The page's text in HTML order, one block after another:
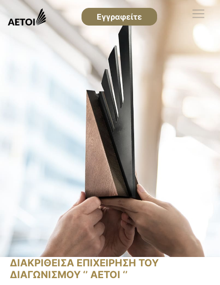
Εγγραφείτε
ΔΙΑΚΡΙΘΕΙΣΑ ΕΠΙΧΕΙΡΗΣΗ ΤΟΥ
ΔΙΑΓΩΝΙΣΜΟΥ ‘’ ΑΕΤΟΙ ‘’